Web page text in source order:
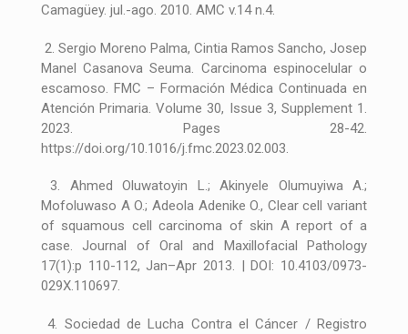
Camagüey. jul.-ago. 2010. AMC v.14 n.4.
2. Sergio Moreno Palma, Cintia Ramos Sancho, Josep
Manel Casanova Seuma. Carcinoma espinocelular o
escamoso. FMC – Formación Médica Continuada en
Atención Primaria. Volume 30, Issue 3, Supplement 1.
2023. Pages 28-42.
https://doi.org/10.1016/j.fmc.2023.02.003.
3. Ahmed Oluwatoyin L.; Akinyele Olumuyiwa A.;
Mofoluwaso A O.; Adeola Adenike O., Clear cell variant
of squamous cell carcinoma of skin A report of a
case. Journal of Oral and Maxillofacial Pathology
17(1):p 110-112, Jan–Apr 2013. | DOI: 10.4103/0973-
029X.110697.
4. Sociedad de Lucha Contra el Cáncer / Registro